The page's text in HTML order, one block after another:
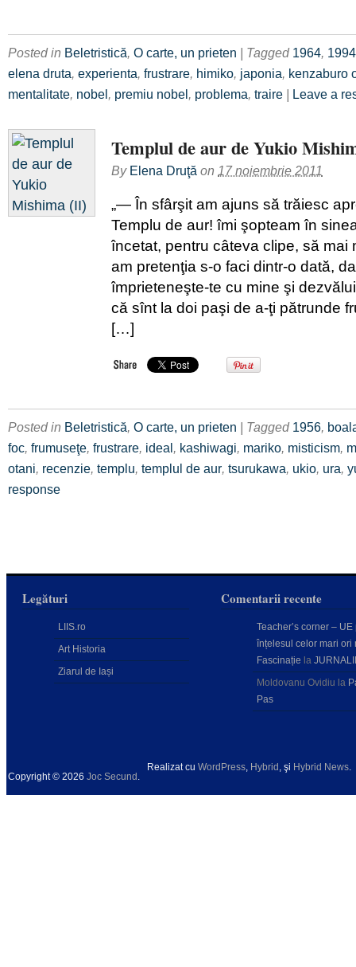
Posted in Beletristică, O carte, un prieten | Tagged 1964, 1994
elena druta, experienta, frustrare, himiko, japonia, kenzaburo
mentalitate, nobel, premiu nobel, problema, traire | Leave a
Templul de aur de Yukio
By Elena Druţă on 17 noiembrie 2011
„— În sfârşit am ajuns să trăiesc
Templu de aur! îmi şopteam în
încetat, pentru câteva clipe, să mai
am pretenţia s-o faci dintr-o dată,
împrieteneşte-te cu mine şi
că sînt la doi paşi de a-ţi pătrunde
[…]
Posted in Beletristică, O carte, un prieten | Tagged 1956,
foc, frumuseţe, frustrare, ideal, kashiwagi, mariko, misticism,
otani, recenzie, templu, templul de aur, tsurukawa, ukio, ura,
response
Legături
LIIS.ro
Art Historia
Ziarul de Iași
Comentarii recente
Teacher’s corner – UE
înțelesul celor mari ori
Fascinație la
Moldovanu Ovidiu la
Pas
Copyright © 2026 Joc Secund
Realizat cu WordPress Hybrid , şi Hybrid News